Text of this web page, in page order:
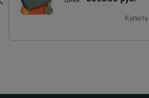
Купить